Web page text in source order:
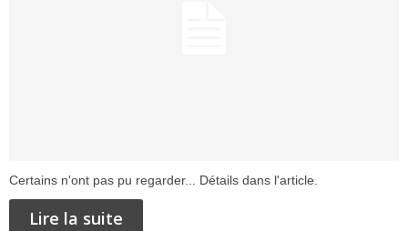
Certains n'ont pas pu regarder... Détails dans l'article.
Lire la suite